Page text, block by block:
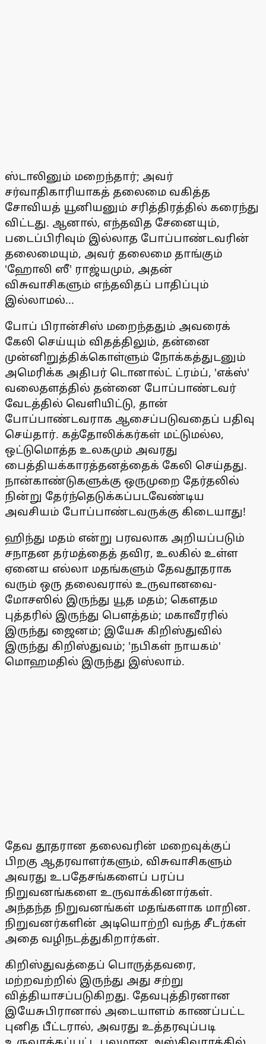
ஸ்டாலினும் மறைந்தார்; அவர்
சர்வாதிகாரியாகத் தலைமை வகித்த
சோவியத் யூனியனும் சரித்திரத்தில் கரைந்து
விட்டது. ஆனால், எந்தவித சேனையும்,
படைப்பிரிவும் இல்லாத போப்பாண்டவரின்
தலைமையும், அவர் தலைமை தாங்கும்
'ஹோலி ஸீ' ராஜ்யமும், அதன்
விசுவாசிகளும் எந்தவிதப் பாதிப்பும்
இல்லாமல்...
போப் பிரான்சிஸ் மறைந்ததும் அவரைக்
கேலி செய்யும் விதத்திலும், தன்னை
முன்னிறுத்திக்கொள்ளும் நோக்கத்துடனும்
அமெரிக்க அதிபர் டொனால்ட் ட்ரம்ப், 'எக்ஸ்'
வலைதளத்தில் தன்னை போப்பாண்டவர்
வேடத்தில் வெளியிட்டு, தான்
போப்பாண்டவராக ஆசைப்படுவதைப் பதிவு
செய்தார். கத்தோலிக்கர்கள் மட்டுமல்ல,
ஒட்டுமொத்த உலகமும் அவரது
பைத்தியக்காரத்தனத்தைக் கேலி செய்தது.
நான்காண்டுகளுக்கு ஒருமுறை தேர்தலில்
நின்று தேர்ந்தெடுக்கப்படவேண்டிய
அவசியம் போப்பாண்டவருக்கு கிடையாது!
ஹிந்து மதம் என்று பரவலாக அறியப்படும்
சநாதன தர்மத்தைத் தவிர, உலகில் உள்ள
ஏனைய எல்லா மதங்களும் தேவதூதராக
வரும் ஒரு தலைவரால் உருவானவை-
மோசஸில் இருந்து யூத மதம்; கெளதம
புத்தரில் இருந்து பெளத்தம்; மகாவீரரில்
இருந்து ஜைனம்; இயேசு கிறிஸ்துவில்
இருந்து கிறிஸ்துவம்; 'நபிகள் நாயகம்'
மொஹமதில் இருந்து இஸ்லாம்.
தேவ தூதரான தலைவரின் மறைவுக்குப்
பிறகு ஆதரவாளர்களும், விசுவாசிகளும்
அவரது உபதேசங்களைப் பரப்ப
நிறுவனங்களை உருவாக்கினார்கள்.
அந்தந்த நிறுவனங்கள் மதங்களாக மாறின.
நிறுவனர்களின் அடியொற்றி வந்த சீடர்கள்
அதை வழிநடத்துகிறார்கள்.
கிறிஸ்துவத்தைப் பொருத்தவரை,
மற்றவற்றில் இருந்து அது சற்று
வித்தியாசப்படுகிறது. தேவபுத்திரனான
இயேசுபிரானால் அடையாளம் காணப்பட்ட
புனித பீட்டரால், அவரது உத்தரவுப்படி